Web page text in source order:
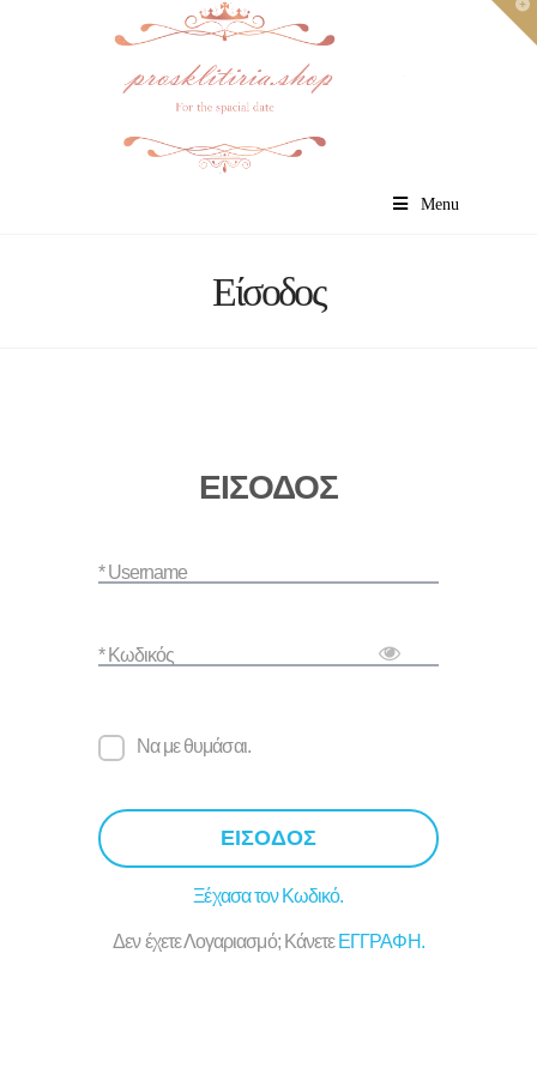
Menu
Είσοδος
ΕΙΣΟΔΟΣ
* Username
* Κωδικός
Να με θυμάσαι.
ΕΙΣΟΔΟΣ
Ξέχασα τον Κωδικό.
Δεν έχετε Λογαριασμό; Κάνετε ΕΓΓΡΑΦΗ.